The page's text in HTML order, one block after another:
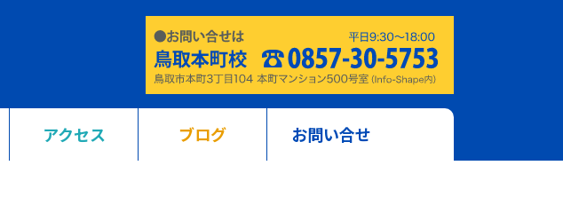
アクセス ブログ お問い合せ